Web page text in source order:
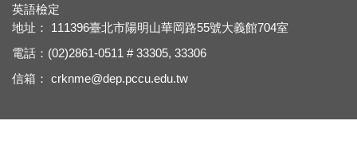
賀!!111年度機械系林承鴻同學通過『大專生研究計畫』
英語檢定
地址： 111396臺北市陽明山華岡路55號大義館704室
電話：(02)2861-0511 # 33305, 33306
信箱： crknme@dep.pccu.edu.tw